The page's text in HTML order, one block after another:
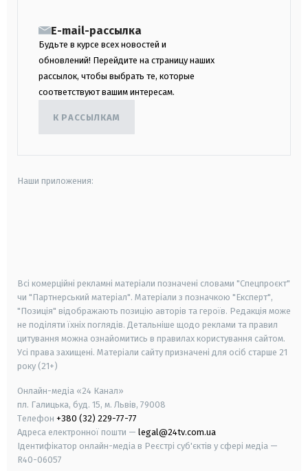
E-mail-рассылка
Будьте в курсе всех новостей и
обновлений! Перейдите на страницу наших
рассылок, чтобы выбрать те, которые
соответствуют вашим интересам.
К РАССЫЛКАМ
Наши приложения:
Всі комерційні рекламні матеріали позначені словами "Спецпроєкт"
чи "Партнерський матеріал". Матеріали з позначкою "Експерт",
"Позиція" відображають позицію авторів та героїв. Редакція може
не поділяти їхніх поглядів. Детальніше щодо реклами та правил
цитування можна ознайомитись в правилах користування сайтом.
Усі права захищені. Матеріали сайту призначені для осіб старше 21
року (21+)
Онлайн-медіа «24 Канал»
пл. Галицька, буд. 15, м. Львів, 79008
Телефон +380 (32) 229-77-77
Адреса електронної пошти — legal@24tv.com.ua
Ідентифікатор онлайн-медіа в Реєстрі суб'єктів у сфері медіа —
R40-06057